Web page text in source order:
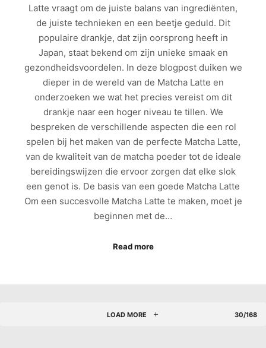
Latte vraagt om de juiste balans van ingrediënten,
de juiste technieken en een beetje geduld. Dit
populaire drankje, dat zijn oorsprong heeft in
Japan, staat bekend om zijn unieke smaak en
gezondheidsvoordelen. In deze blogpost duiken we
dieper in de wereld van de Matcha Latte en
onderzoeken we wat het precies vereist om dit
drankje naar een hoger niveau te tillen. We
bespreken de verschillende aspecten die een rol
spelen bij het maken van de perfecte Matcha Latte,
van de kwaliteit van de matcha poeder tot de ideale
bereidingswijzen die ervoor zorgen dat elke slok
een genot is. De basis van een goede Matcha Latte
Om een succesvolle Matcha Latte te maken, moet je
beginnen met de…
Read more
LOAD MORE 30/168